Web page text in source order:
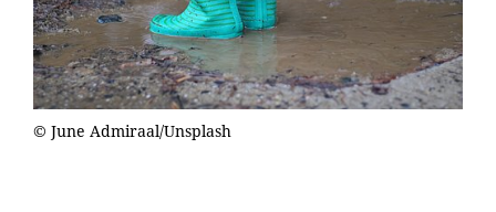
© June Admiraal/Unsplash